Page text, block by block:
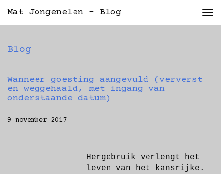
Mat Jongenelen - Blog
Blog
Wanneer goesting aangevuld (ververst
en weggehaald, met ingang van
onderstaande datum)
9 november 2017
Hergebruik verlengt het
leven van het kansrijke.